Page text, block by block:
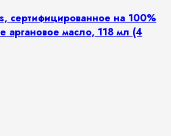
сертифицированное на 100%
аргановое масло, 118 мл (4